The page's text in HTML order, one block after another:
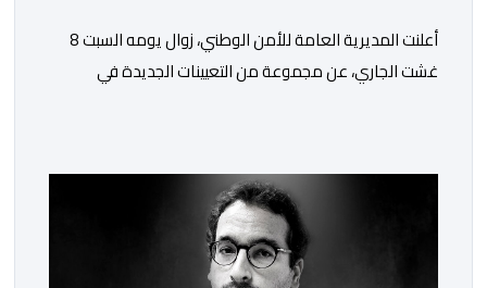
أعلنت المديرية العامة للأمن الوطني، زوال يومه السبت 8
غشت الجاري، عن مجموعة من التعيينات الجديدة في
والعيون والدار البيضاء وبني ملال وابن جرير وطنجة وأصيلة،
وذلك في إطار دينامية داخلية تهدف لضخ دماء جديدة
والاستعانة بكفاءات أمنية شابة ومتمرسة، […]